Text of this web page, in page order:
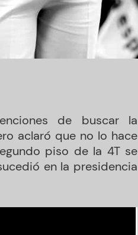
de buscar la
aclaró que no lo hace
piso de la 4T se
en la presidencia